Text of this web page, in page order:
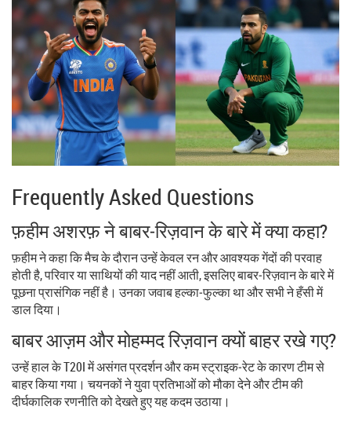
Frequently Asked Questions
फ़हीम अशरफ़ ने बाबर‑रिज़वान के बारे में क्या कहा?
फ़हीम ने कहा कि मैच के दौरान उन्हें केवल रन और आवश्यक गेंदों की परवाह
होती है, परिवार या साथियों की याद नहीं आती, इसलिए बाबर‑रिज़वान के बारे में
पूछना प्रासंगिक नहीं है। उनका जवाब हल्का‑फुल्का था और सभी ने हँसी में
डाल दिया।
बाबर आज़म और मोहम्मद रिज़वान क्यों बाहर रखे गए?
उन्हें हाल के T20I में असंगत प्रदर्शन और कम स्ट्राइक‑रेट के कारण टीम से
बाहर किया गया। चयनकों ने युवा प्रतिभाओं को मौका देने और टीम की
दीर्घकालिक रणनीति को देखते हुए यह कदम उठाया।